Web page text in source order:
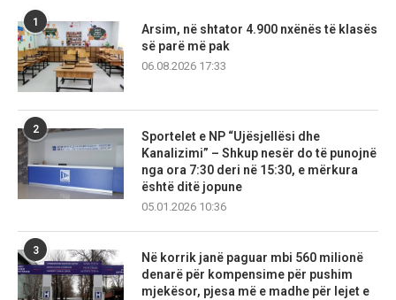
1
Arsim, në shtator 4.900 nxënës të klasës
së parë më pak
06.08.2026 17:33
2
Sportelet e NP “Ujësjellësi dhe
Kanalizimi” – Shkup nesër do të punojnë
nga ora 7:30 deri në 15:30, e mërkura
është ditë jopune
05.01.2026 10:36
3
Në korrik janë paguar mbi 560 milionë
denarë për kompensime për pushim
mjekësor, pjesa më e madhe për lejet e